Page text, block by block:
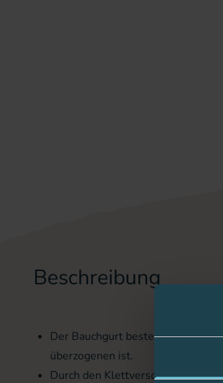
Beschreibung
Der Bauchgurt besteht aus
überzogenen ist.
Durch den Klettverschluss lässt